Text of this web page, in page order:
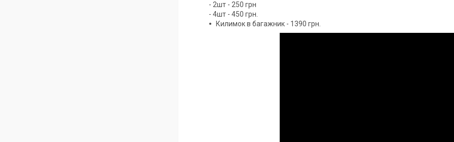
- 2шт - 250 грн
- 4шт - 450 грн.
Килимок в багажник - 1390 грн.